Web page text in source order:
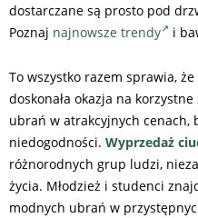
dostarczane są prosto pod
Poznaj najnowsze trendy i
To wszystko razem sprawia,
doskonała okazja na
ubrań w atrakcyjnych cenach,
niedogodności. Wyprzedaż
różnorodnych grup ludzi,
życia. Młodzież i studenci
modnych ubrań w